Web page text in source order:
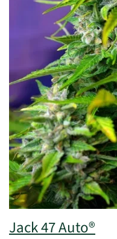
Jack 47 Auto®